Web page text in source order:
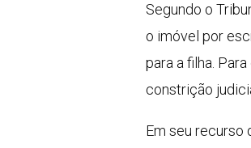
Segundo o
o imóvel por
para a filha.
constrição
Em seu recurso